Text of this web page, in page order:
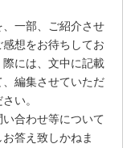
一部、ご紹介させ
想をお待ちしてお
には、文中に記載
編集させていただ
い。
合わせ等について
答え致しかねま